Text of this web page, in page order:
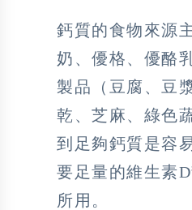
鈣質的食物來源
奶、優格、優酪
製品（豆腐、豆
乾、芝麻、綠色
到足夠鈣質是容
要足量的維生素
所用。